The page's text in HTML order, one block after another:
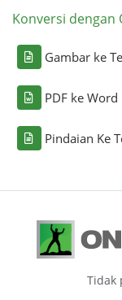
Konversi dengan
Gambar ke
PDF ke Word
Pindaian Ke
Tidak